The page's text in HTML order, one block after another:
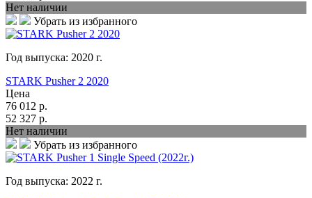
Нет наличии
Убрать из избранного
Год выпуска: 2020 г.
STARK Pusher 2 2020
Цена
76 012 р.
52 327 р.
Нет наличии
Убрать из избранного
Год выпуска: 2022 г.